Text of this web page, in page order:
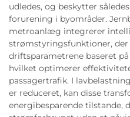
udledes, og beskytter
forurening i byområder.
metroanlæg integrerer
strømstyringsfunktioner,
driftsparametrene baseret
hvilket optimerer
passagertrafik. I
er reduceret, kan disse
energibesparende tilstande,